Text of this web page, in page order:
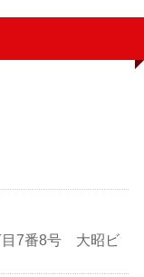
目7番8号 大昭ビ